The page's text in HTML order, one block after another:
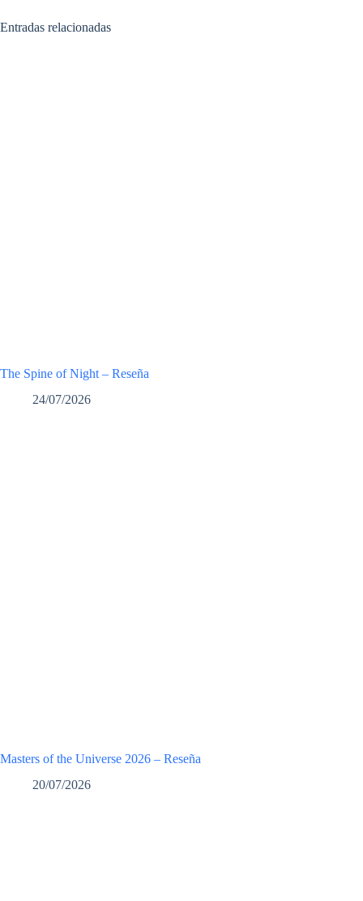
Entradas relacionadas
The Spine of Night – Reseña
24/07/2026
Masters of the Universe 2026 – Reseña
20/07/2026